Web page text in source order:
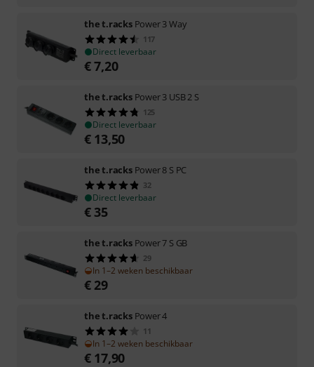
the t.racks Power 3 Way
117
Direct leverbaar
€7,20
the t.racks Power 3 USB 2 S
125
Direct leverbaar
€ 13,50
the t.racks Power 8 S PC
32
Direct leverbaar
€ 35
the t.racks Power 7 S GB
29
In 1–2 weken beschikbaar
€ 29
the t.racks Power 4
11
In 1–2 weken beschikbaar
€ 17,90